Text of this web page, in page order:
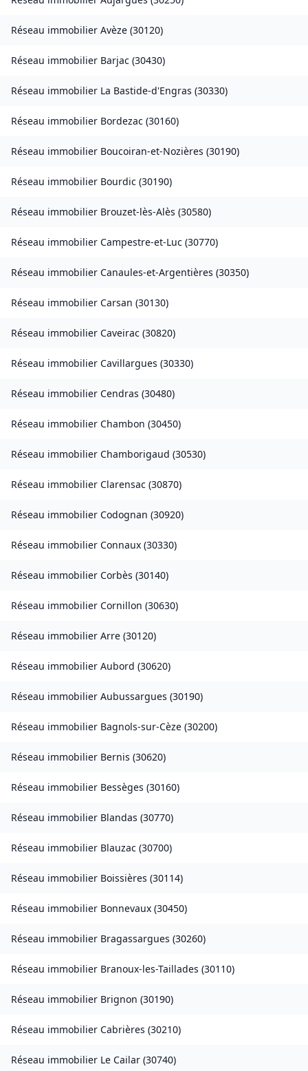
Réseau immobilier Avèze (30120)
Réseau immobilier Barjac (30430)
Réseau immobilier La Bastide-d'Engras (30330)
Réseau immobilier Bordezac (30160)
Réseau immobilier Boucoiran-et-Nozières (30190)
Réseau immobilier Bourdic (30190)
Réseau immobilier Brouzet-lès-Alès (30580)
Réseau immobilier Campestre-et-Luc (30770)
Réseau immobilier Canaules-et-Argentières (30350)
Réseau immobilier Carsan (30130)
Réseau immobilier Caveirac (30820)
Réseau immobilier Cavillargues (30330)
Réseau immobilier Cendras (30480)
Réseau immobilier Chambon (30450)
Réseau immobilier Chamborigaud (30530)
Réseau immobilier Clarensac (30870)
Réseau immobilier Codognan (30920)
Réseau immobilier Connaux (30330)
Réseau immobilier Corbès (30140)
Réseau immobilier Cornillon (30630)
Réseau immobilier Arre (30120)
Réseau immobilier Aubord (30620)
Réseau immobilier Aubussargues (30190)
Réseau immobilier Bagnols-sur-Cèze (30200)
Réseau immobilier Bernis (30620)
Réseau immobilier Bessèges (30160)
Réseau immobilier Blandas (30770)
Réseau immobilier Blauzac (30700)
Réseau immobilier Boissières (30114)
Réseau immobilier Bonnevaux (30450)
Réseau immobilier Bragassargues (30260)
Réseau immobilier Branoux-les-Taillades (30110)
Réseau immobilier Brignon (30190)
Réseau immobilier Cabrières (30210)
Réseau immobilier Le Cailar (30740)